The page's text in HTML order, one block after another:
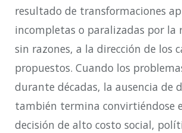
resultado de transformaciones
incompletas o paralizadas por la
sin razones, a la dirección de los
propuestos. Cuando los
durante décadas, la ausencia de
también termina convirtiéndose
decisión de alto costo social,